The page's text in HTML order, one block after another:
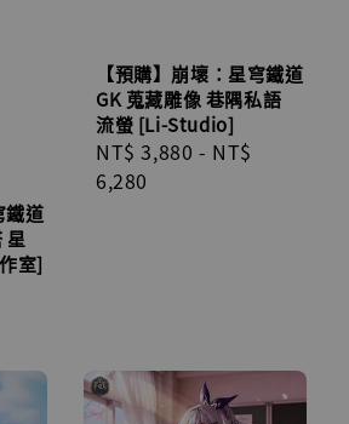
鐵道
星
室]
【預購】崩壞：星穹鐵道
GK 蒐藏雕像 巷隅私語
流螢 [Li-Studio]
Regular
price
NT$ 3,880 - NT$
6,280